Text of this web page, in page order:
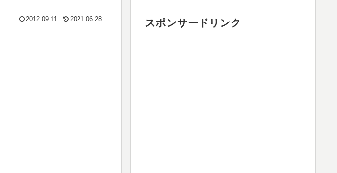
2012.09.11 2021.06.28 スポンサードリンク